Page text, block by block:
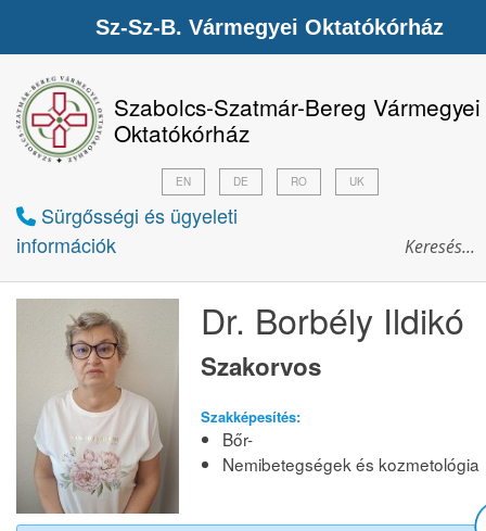
Szabolcs-Szatmár-Bereg Vármegyei
Oktatókórház
Sürgősségi és ügyeleti
információk
EN DE RO UK
Dr. Borbély Ildikó
Szakorvos
Szakképesítés:
Bőr-
Nemibetegségek és kozmetológia
Sz-Sz-B. Vármegyei Oktatókórház